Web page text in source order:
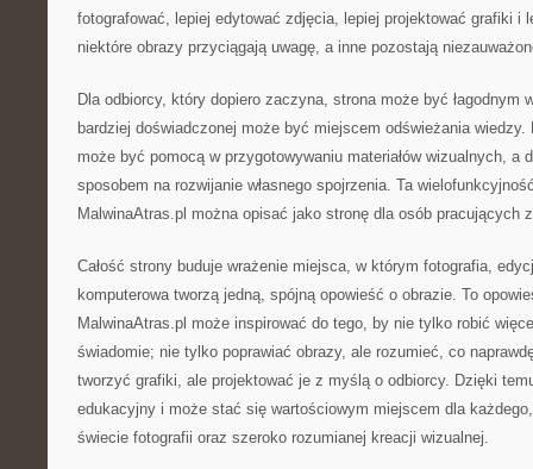
fotografować, lepiej edytować zdjęcia, lepiej projektować grafiki i
niektóre obrazy przyciągają uwagę, a inne pozostają
Dla odbiorcy, który dopiero zaczyna, strona może być łagodnym
bardziej doświadczonej może być miejscem odświeżania wiedzy.
może być pomocą w przygotowywaniu materiałów wizualnych, a
sposobem na rozwijanie własnego spojrzenia. Ta
MalwinaAtras.pl można opisać jako stronę dla osób pracujących
Całość strony buduje wrażenie miejsca, w którym fotografia,
komputerowa tworzą jedną, spójną opowieść o obrazie. To
MalwinaAtras.pl może inspirować do tego, by nie tylko robić
świadomie; nie tylko poprawiać obrazy, ale rozumieć, co
tworzyć grafiki, ale projektować je z myślą o odbiorcy. Dzięki
edukacyjny i może stać się wartościowym miejscem dla
świecie fotografii oraz szeroko rozumianej kreacji wizualnej.